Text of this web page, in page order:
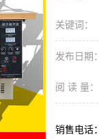
关键词：
发布日期：
阅 读 量：
销售电话：